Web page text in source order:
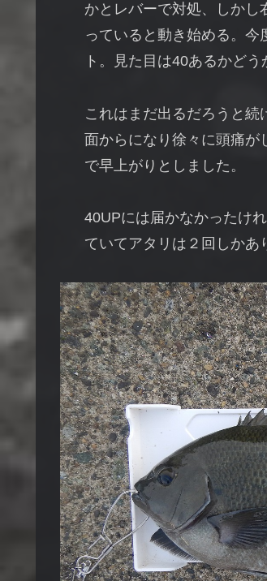
かとレバーで対処、しか
っていると動き始める。今
ト。見た目は40あるかど
これはまだ出るだろうと
面からになり徐々に頭痛が
で早上がりとしました。
40UPには届かなかったけ
ていてアタリは２回しかあ